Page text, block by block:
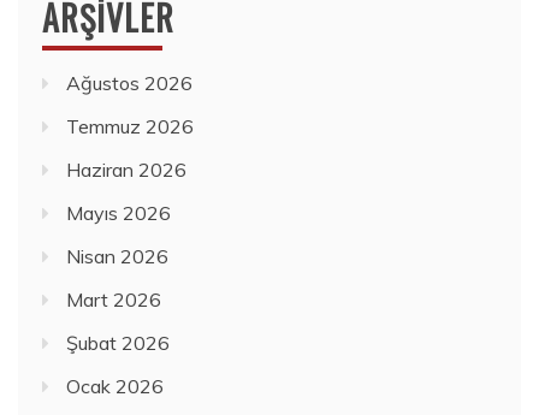
ARŞIVLER
Ağustos 2026
Temmuz 2026
Haziran 2026
Mayıs 2026
Nisan 2026
Mart 2026
Şubat 2026
Ocak 2026